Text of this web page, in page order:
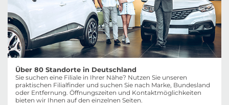
Über 80 Standorte in Deutschland
Sie suchen eine Filiale in Ihrer Nähe? Nutzen Sie unseren
praktischen Filialfinder und suchen Sie nach Marke, Bundesland
oder Entfernung. Öffnungszeiten und Kontaktmöglichkeiten
bieten wir Ihnen auf den einzelnen Seiten.